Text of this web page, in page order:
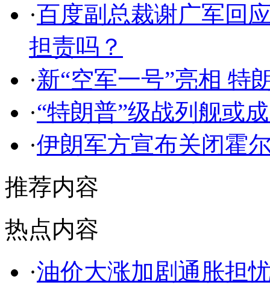
·百度副总裁谢广军回
担责吗？
·新“空军一号”亮相 特
·“特朗普”级战列舰或
·伊朗军方宣布关闭霍
推荐内容
热点内容
·油价大涨加剧通胀担